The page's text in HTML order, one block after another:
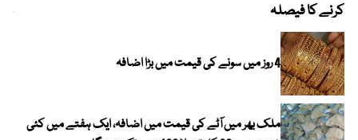
کرنے کا فیصلہ
4 روز میں سونے کی قیمت میں بڑا اضافہ
ملک بھر میں آٹے کی قیمت میں اضافہ، ایک ہفتے میں کئی